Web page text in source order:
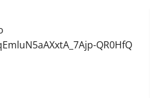
QR0HfQ